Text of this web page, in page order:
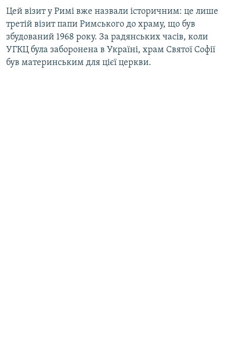
Цей візит у Римі вже назвали історичним: це лише
третій візит папи Римського до храму, що був
збудований 1968 року. За радянських часів, коли
УГКЦ була заборонена в Україні, храм Святої Софії
був материнським для цієї церкви.